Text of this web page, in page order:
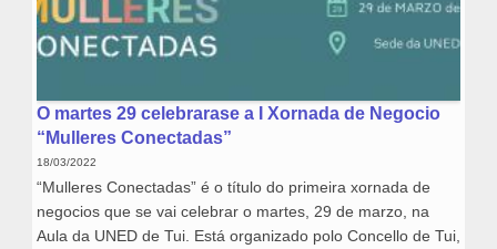
O martes 29 celebrarase a I Xornada de Negocio
“Mulleres Conectadas”
18/03/2022
“Mulleres Conectadas” é o título do primeira xornada de
negocios que se vai celebrar o martes, 29 de marzo, na
Aula da UNED de Tui. Está organizado polo Concello de Tui,